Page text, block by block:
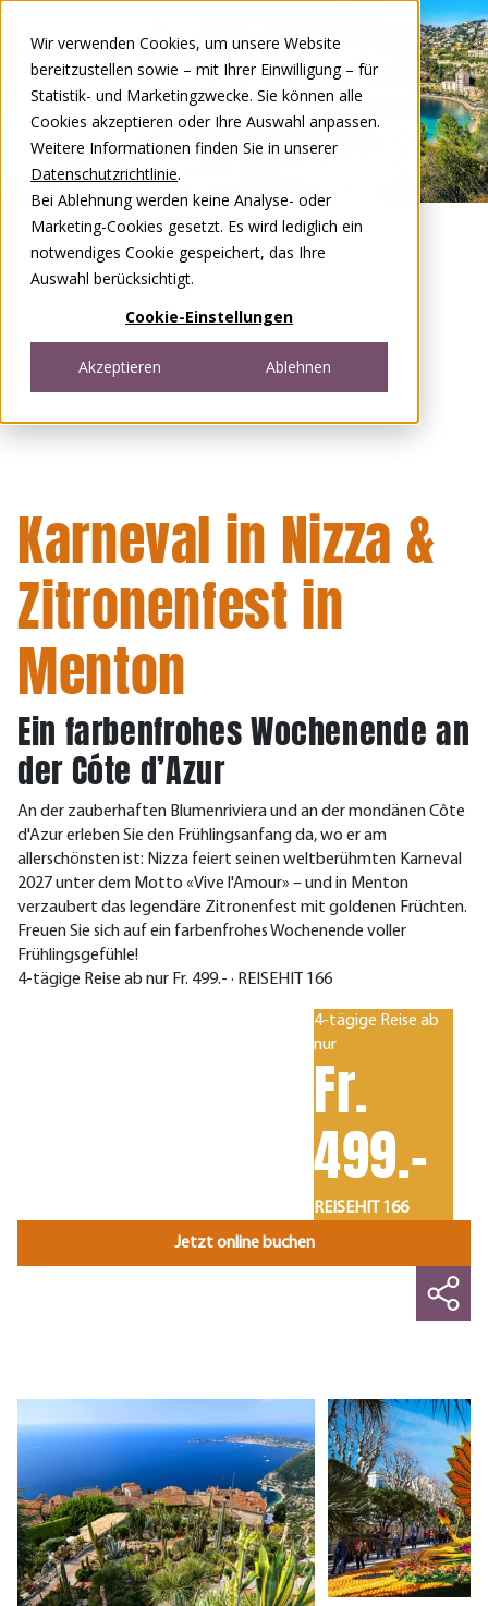
Wir verwenden Cookies, um unsere Website
bereitzustellen sowie – mit Ihrer Einwilligung – für
Statistik- und Marketingzwecke. Sie können alle
Cookies akzeptieren oder Ihre Auswahl anpassen.
Weitere Informationen finden Sie in unserer
Datenschutzrichtlinie.
Bei Ablehnung werden keine Analyse- oder
Marketing-Cookies gesetzt. Es wird lediglich ein
notwendiges Cookie gespeichert, das Ihre
Auswahl berücksichtigt.
Cookie-Einstellungen
Akzeptieren Ablehnen
DEFR
Open menu
Karneval in Nizza &
Zitronenfest in
Menton
Ein farbenfrohes Wochenende an
der Cóte d’Azur
An der zauberhaften Blumenriviera und an der mondänen Côte
d'Azur erleben Sie den Frühlingsanfang da, wo er am
allerschönsten ist: Nizza feiert seinen weltberühmten Karneval
2027 unter dem Motto «Vive l'Amour» – und in Menton
verzaubert das legendäre Zitronenfest mit goldenen Früchten.
Freuen Sie sich auf ein farbenfrohes Wochenende voller
Frühlingsgefühle!
4-tägige Reise ab nur Fr. 499.- · REISEHIT 166
4-tägige Reise ab
nur
Fr.
499.-
REISEHIT 166
Jetzt online buchen